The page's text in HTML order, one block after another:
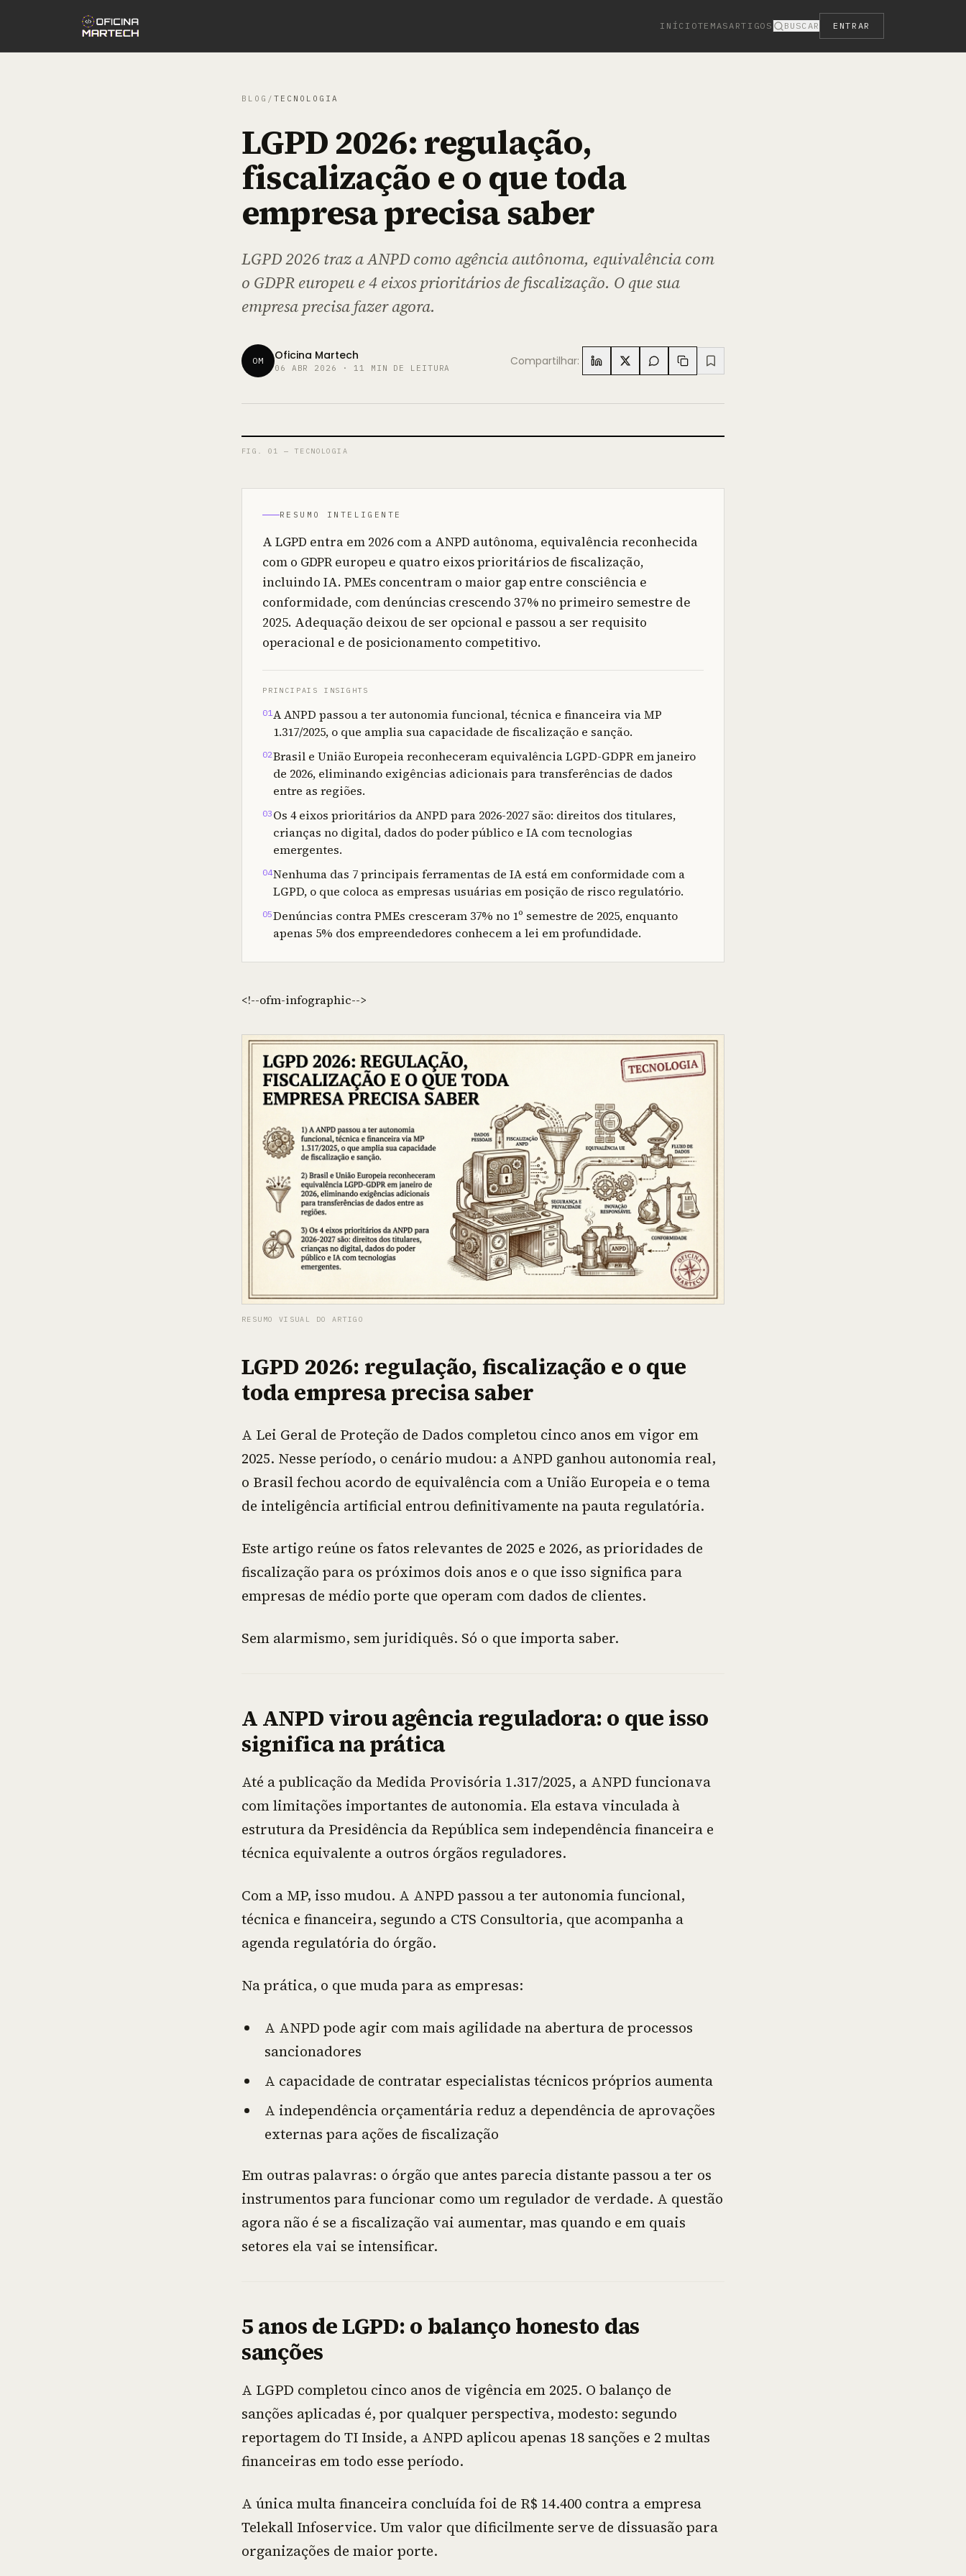
INÍCIOTEMASARTIGOS BUSCAR ENTRAR
BLOG / TECNOLOGIA
LGPD 2026: regulação,
fiscalização e o que toda
empresa precisa saber
LGPD 2026 traz a ANPD como agência autônoma, equivalência com
o GDPR europeu e 4 eixos prioritários de fiscalização. O que sua
empresa precisa fazer agora.
OM Oficina Martech
06 ABR 2026 · 11 MIN DE LEITURA Compartilhar:
FIG. 01 —TECNOLOGIA
RESUMO INTELIGENTE
A LGPD entra em 2026 com a ANPD autônoma, equivalência reconhecida
com o GDPR europeu e quatro eixos prioritários de fiscalização,
incluindo IA. PMEs concentram o maior gap entre consciência e
conformidade, com denúncias crescendo 37% no primeiro semestre de
2025. Adequação deixou de ser opcional e passou a ser requisito
operacional e de posicionamento competitivo.
PRINCIPAIS INSIGHTS
01A ANPD passou a ter autonomia funcional, técnica e financeira via MP
1.317/2025, o que amplia sua capacidade de fiscalização e sanção.
02Brasil e União Europeia reconheceram equivalência LGPD-GDPR em janeiro
de 2026, eliminando exigências adicionais para transferências de dados
entre as regiões.
03 Os 4 eixos prioritários da ANPD para 2026-2027 são: direitos dos titulares,
crianças no digital, dados do poder público e IA com tecnologias
emergentes.
04Nenhuma das 7 principais ferramentas de IA está em conformidade com a
LGPD, o que coloca as empresas usuárias em posição de risco regulatório.
05Denúncias contra PMEs cresceram 37% no 1º semestre de 2025, enquanto
apenas 5% dos empreendedores conhecem a lei em profundidade.
<!--ofm-infographic-->
RESUMO VISUAL DO ARTIGO
LGPD 2026: regulação, fiscalização e o que
toda empresa precisa saber
A Lei Geral de Proteção de Dados completou cinco anos em vigor em
2025. Nesse período, o cenário mudou: a ANPD ganhou autonomia real,
o Brasil fechou acordo de equivalência com a União Europeia e o tema
de inteligência artificial entrou definitivamente na pauta regulatória.
Este artigo reúne os fatos relevantes de 2025 e 2026, as prioridades de
fiscalização para os próximos dois anos e o que isso significa para
empresas de médio porte que operam com dados de clientes.
Sem alarmismo, sem juridiquês. Só o que importa saber.
A ANPD virou agência reguladora: o que isso
significa na prática
Até a publicação da Medida Provisória 1.317/2025, a ANPD funcionava
com limitações importantes de autonomia. Ela estava vinculada à
estrutura da Presidência da República sem independência financeira e
técnica equivalente a outros órgãos reguladores.
Com a MP, isso mudou. A ANPD passou a ter autonomia funcional,
técnica e financeira, segundo a CTS Consultoria, que acompanha a
agenda regulatória do órgão.
Na prática, o que muda para as empresas:
A ANPD pode agir com mais agilidade na abertura de processos
sancionadores
A capacidade de contratar especialistas técnicos próprios aumenta
A independência orçamentária reduz a dependência de aprovações
externas para ações de fiscalização
Em outras palavras: o órgão que antes parecia distante passou a ter os
instrumentos para funcionar como um regulador de verdade. A questão
agora não é se a fiscalização vai aumentar, mas quando e em quais
setores ela vai se intensificar.
5 anos de LGPD: o balanço honesto das
sanções
A LGPD completou cinco anos de vigência em 2025. O balanço de
sanções aplicadas é, por qualquer perspectiva, modesto: segundo
reportagem do TI Inside, a ANPD aplicou apenas 18 sanções e 2 multas
financeiras em todo esse período.
A única multa financeira concluída foi de R$ 14.400 contra a empresa
Telekall Infoservice. Um valor que dificilmente serve de dissuasão para
organizações de maior porte.